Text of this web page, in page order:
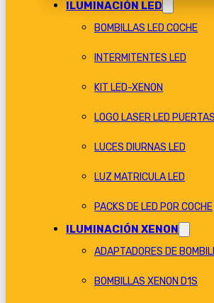
ILUMINACIÓN LED
BOMBILLAS LED COCHE
INTERMITENTES LED
KIT LED-XENON
LOGO LASER LED PUERTAS
LUCES DIURNAS LED
LUZ MATRICULA LED
PACKS DE LED POR COCHE
ILUMINACIÓN XENON
ADAPTADORES DE
BOMBILLAS XENON D1S